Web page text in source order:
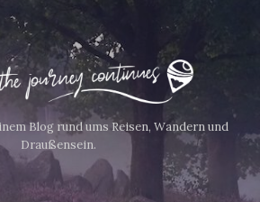
Blog rund ums Reisen, Wandern und
Draußensein.